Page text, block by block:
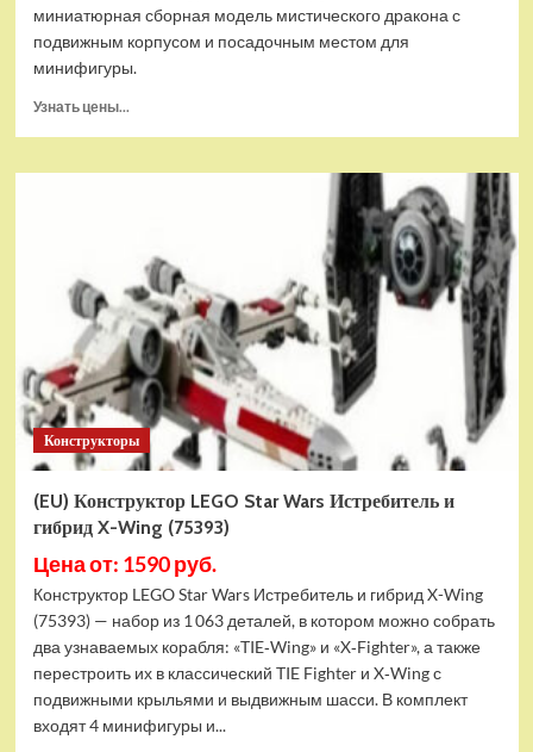
миниатюрная сборная модель мистического дракона с
подвижным корпусом и посадочным местом для
минифигуры.
Узнать цены...
(EU)
Шанг-
Чи
и
Великий
Защитник
(30454)
Конструкторы
(EU) Конструктор LEGO Star Wars Истребитель и
гибрид X-Wing (75393)
Цена от: 1590 руб.
Конструктор LEGO Star Wars Истребитель и гибрид X-Wing
(75393) — набор из 1 063 деталей, в котором можно собрать
два узнаваемых корабля: «TIE‑Wing» и «X‑Fighter», а также
перестроить их в классический TIE Fighter и X‑Wing с
подвижными крыльями и выдвижным шасси. В комплект
входят 4 минифигуры и...